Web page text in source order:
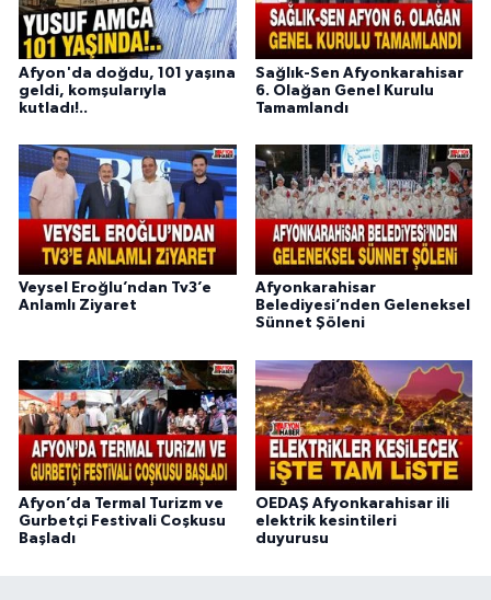
Afyon'da doğdu, 101 yaşına
geldi, komşularıyla
kutladı!..
Sağlık-Sen Afyonkarahisar
6. Olağan Genel Kurulu
Tamamlandı
Veysel Eroğlu’ndan Tv3’e
Anlamlı Ziyaret
Afyonkarahisar
Belediyesi’nden Geleneksel
Sünnet Şöleni
Afyon’da Termal Turizm ve
Gurbetçi Festivali Coşkusu
Başladı
OEDAŞ Afyonkarahisar ili
elektrik kesintileri
duyurusu